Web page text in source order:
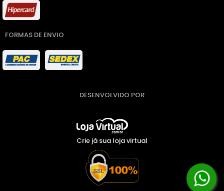
FORMAS DE ENVIO
DESENVOLVIDO POR
Crie já sua loja virtual